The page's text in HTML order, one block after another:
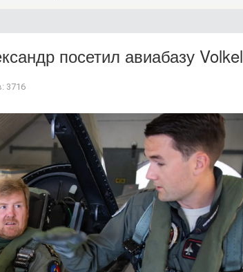
посетил авиабазу Volkel
3716